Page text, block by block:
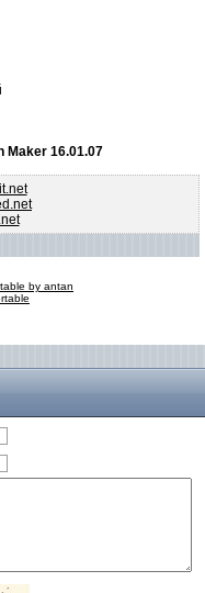
Maker 16.01.07
by antan